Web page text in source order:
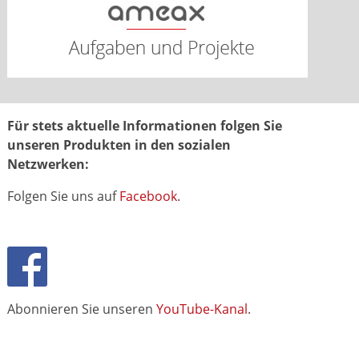
Für stets aktuelle Informationen folgen Sie
unseren Produkten in den sozialen
Netzwerken:
Folgen Sie uns aufFacebook.
Abonnieren Sie unseren YouTube-Kanal.